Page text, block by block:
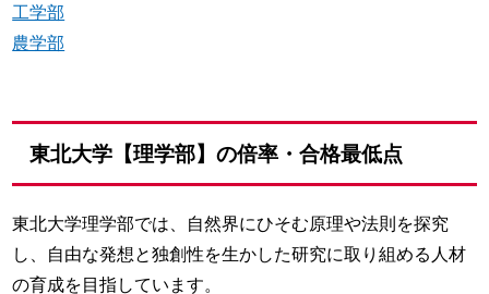
工学部
農学部
東北大学【理学部】の倍率・合格最低点
東北大学理学部では、自然界にひそむ原理や法則を探究
し、自由な発想と独創性を生かした研究に取り組める人材
の育成を目指しています。